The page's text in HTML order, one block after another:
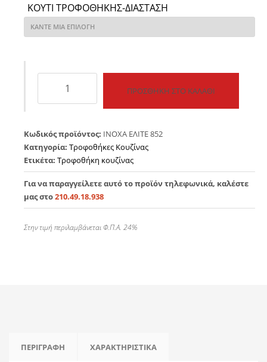
ΚΟΥΤΊ ΤΡΟΦΟΘΉΚΗΣ-ΔΙΆΣΤΑΣΗ
ΜΕ
ποσότητα
ΠΡΟΣΘΉΚΗ ΣΤΟ ΚΑΛΆΘΙ
Κωδικός προϊόντος: ΙΝΟΧΑ ΕΛΙΤΕ 852
Κατηγορία: Τροφοθήκες Κουζίνας
Ετικέτα: Τροφοθήκη κουζίνας
Για να παραγγείλετε αυτό το προϊόν τηλεφωνικά, καλέστε
μας στο210.49.18.938
Στην τιμή περιλαμβάνεται Φ.Π.Α. 24%
ΠΕΡΙΓΡΑΦΉ ΧΑΡΑΚΤΗΡΙΣΤΙΚΆ